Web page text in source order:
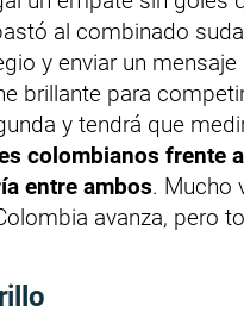
al combinado
y enviar un
brillante para
y tendrá que
colombianos frente
entre ambos. Mucho
avanza, pero